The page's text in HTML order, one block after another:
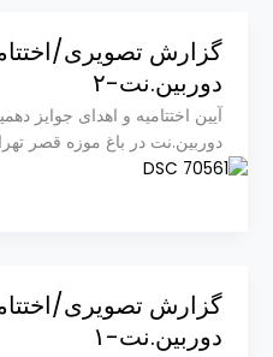
گزارش تصویری/
دوربین.نت-۲
آیین اختتامیه و اهدای جوایز
دوربین.نت در باغ موزه قصر
گزارش تصویری/
دوربین.نت-۱